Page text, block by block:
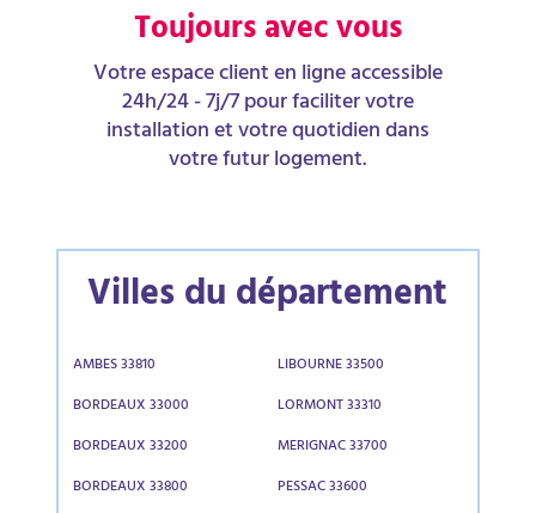
Toujours avec vous
Votre espace client en ligne accessible
24h/24 - 7j/7 pour faciliter votre
installation et votre quotidien dans
votre futur logement.
Villes du département
AMBES 33810
BORDEAUX 33000
BORDEAUX 33200
BORDEAUX 33800
LIBOURNE 33500
LORMONT 33310
MERIGNAC 33700
PESSAC 33600